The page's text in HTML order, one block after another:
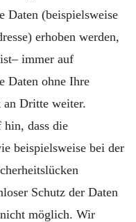
Daten (beispielsweise
erhoben werden,
immer auf
Daten ohne Ihre
an Dritte weiter.
dass die
beispielsweise bei der
Schutz der Daten
möglich. Wir